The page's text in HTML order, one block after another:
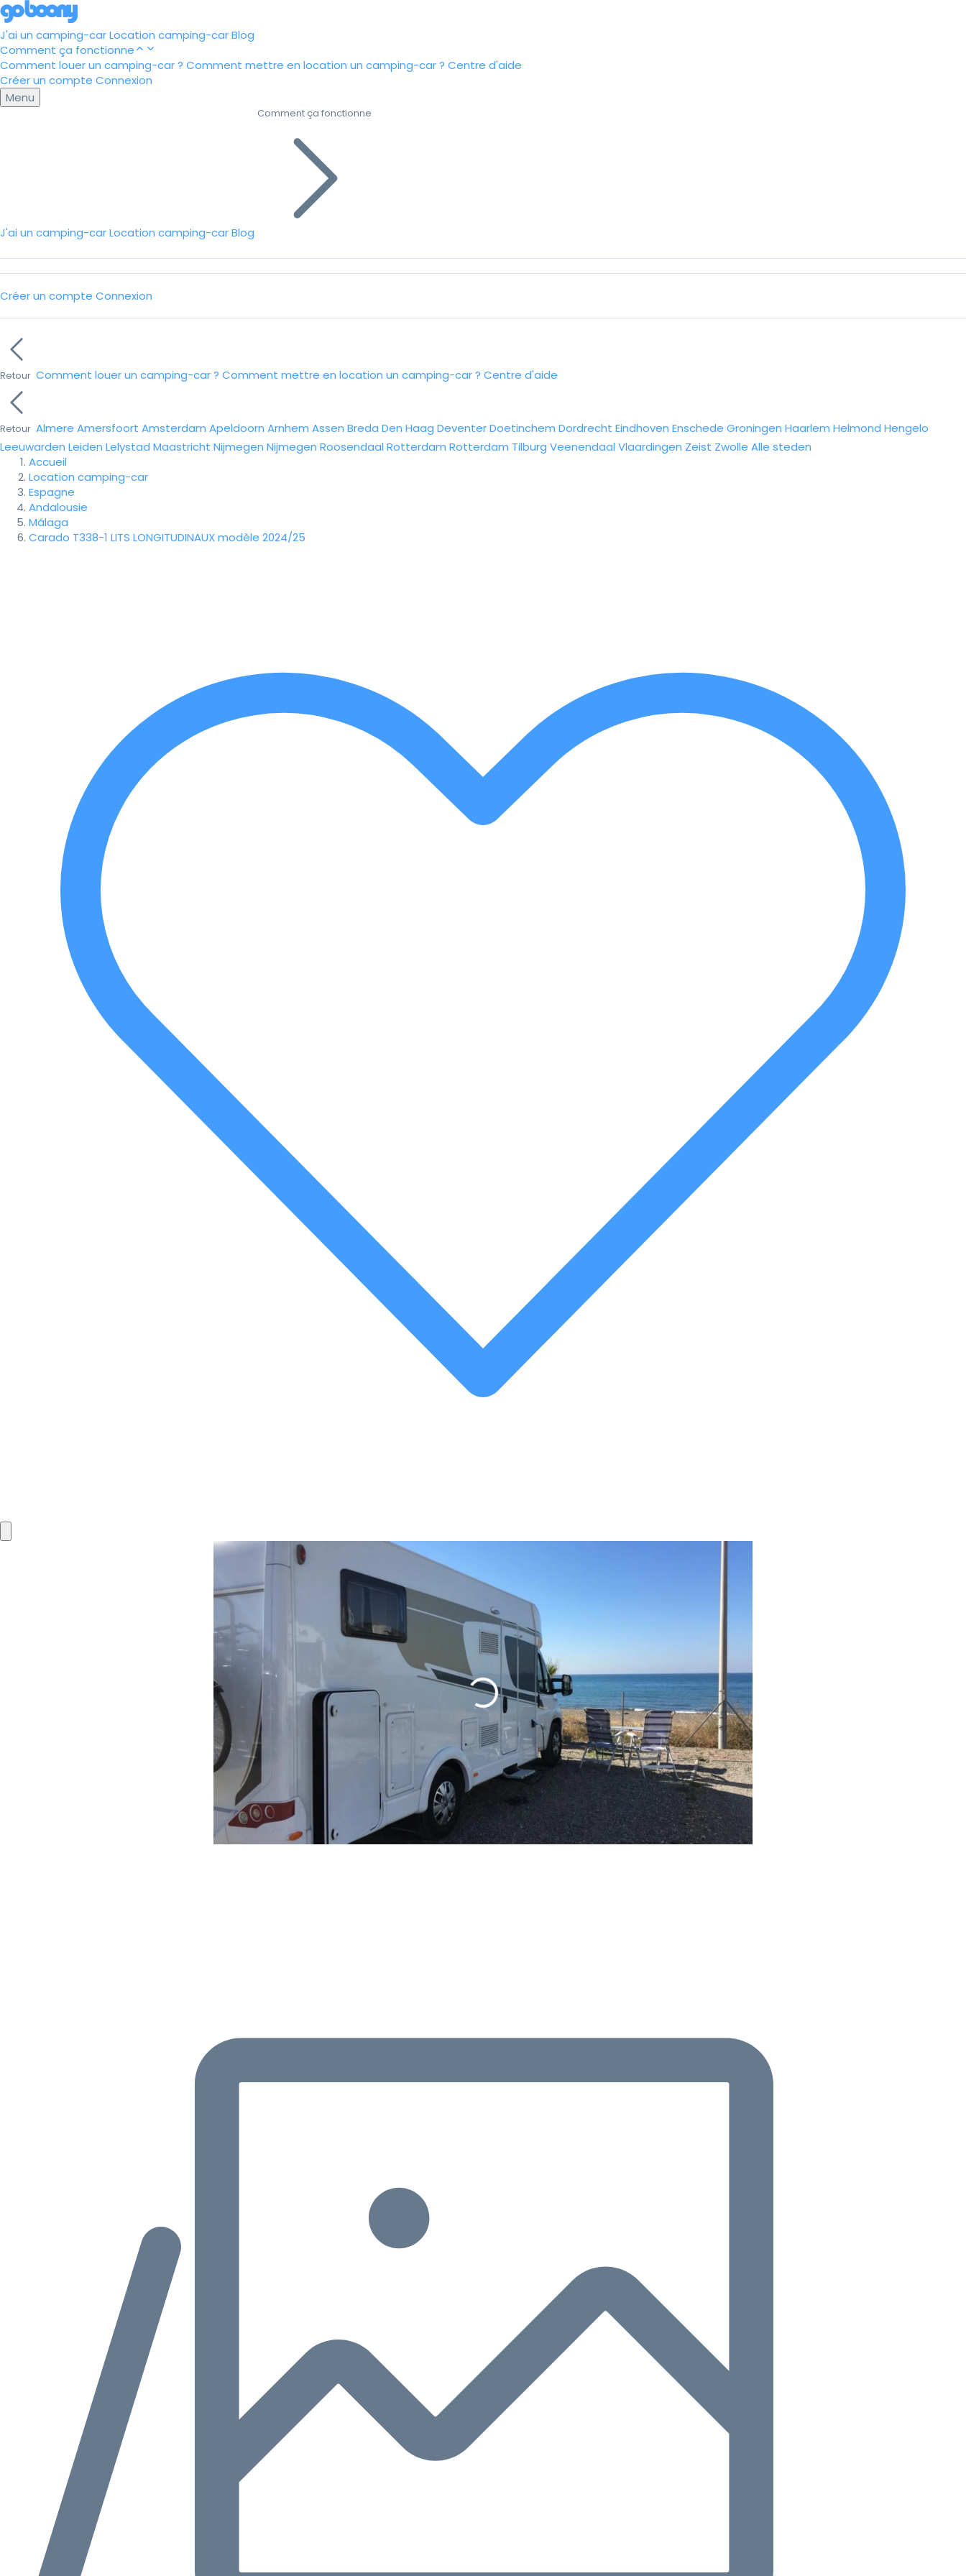
J'ai un camping-carLocation camping-carBlog
Comment ça fonctionne
Comment louer un camping-car ? Comment mettre en location un camping-car ? Centre d'aide
Créer un compte Connexion
Menu
J'ai un camping-carLocation camping-carBlog
Comment ça fonctionne
Créer un compte Connexion
Retour Comment louer un camping-car ? Comment mettre en location un camping-car ? Centre d'aide
Retour Almere Amersfoort Amsterdam Apeldoorn Arnhem Assen Breda Den Haag DeventerDoetinchem Dordrecht Eindhoven Enschede Groningen Haarlem Helmond Hengelo
Leeuwarden Leiden Lelystad Maastricht Nijmegen Nijmegen Roosendaal Rotterdam Rotterdam Tilburg Veenendaal Vlaardingen Zeist Zwolle Alle steden
Accueil
Location camping-car
Espagne
Andalousie
Málaga
Carado T338-1 LITS LONGITUDINAUX modèle 2024/25